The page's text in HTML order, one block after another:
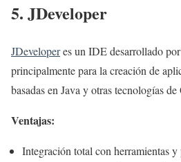
5. JDeveloper
JDeveloperes un IDE desarrollado
principalmente para la creación de
basadas en Java y otras tecnologías de
Ventajas:
Integración total con herramientas